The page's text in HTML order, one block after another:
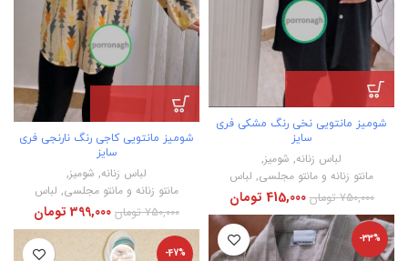
شومیز مانتویی نخی رنگ مشکی فری
سایز
لباس زنانه, شومیز,
مانتو زنانه و مانتو مجلسی, لباس
750,000 تومان 415,000 تومان
شومیز مانتویی کاجی رنگ نارنجی فری
سایز
لباس زنانه, شومیز,
مانتو زنانه و مانتو مجلسی, لباس
750,000 تومان 399,000 تومان
-33%
-47%